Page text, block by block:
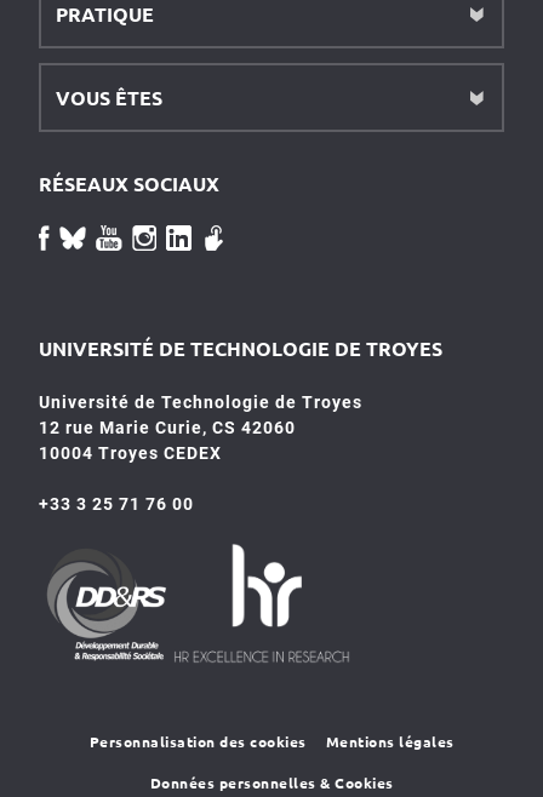
PRATIQUE
VOUS ÊTES
RÉSEAUX SOCIAUX
UNIVERSITÉ DE TECHNOLOGIE DE TROYES
Université de Technologie de Troyes
12 rue Marie Curie, CS 42060
10004 Troyes CEDEX
+33 3 25 71 76 00
Personnalisation des cookies Mentions légales
Données personnelles & Cookies